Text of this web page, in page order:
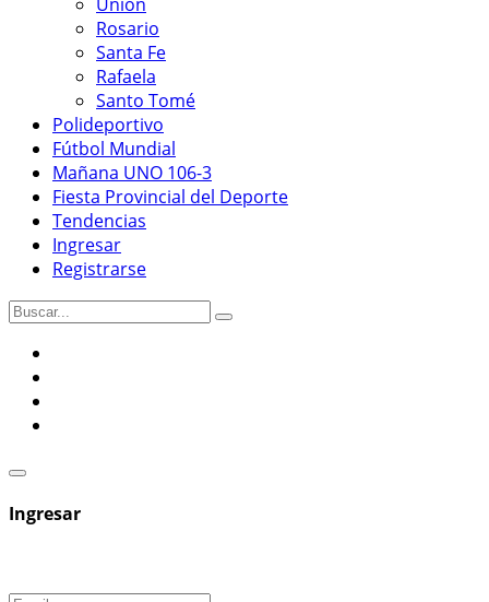
Rosario
Santa Fe
Rafaela
Santo Tomé
Polideportivo
Fútbol Mundial
Mañana UNO 106-3
Fiesta Provincial del Deporte
Tendencias
Ingresar
Registrarse
Ingresar